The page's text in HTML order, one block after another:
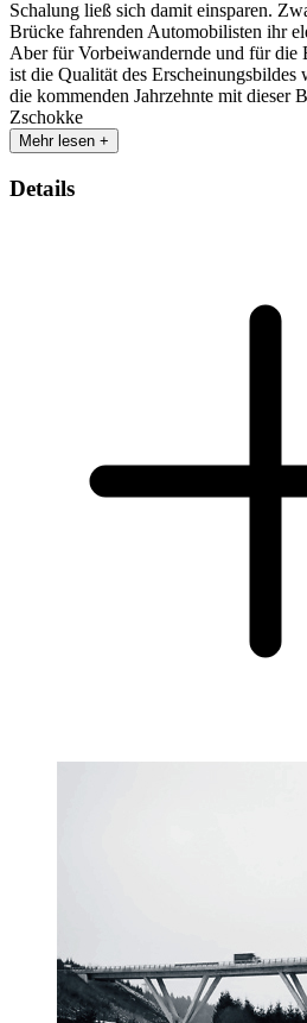
Schalung ließ sich damit einsparen.
Brücke fahrenden Automobilisten ihr
Aber für Vorbeiwandernde und für die
ist die Qualität des Erscheinungsbildes
die kommenden Jahrzehnte mit dieser
Zschokke
Mehr lesen +
Details